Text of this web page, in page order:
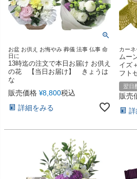
お盆 お供え お悔やみ 葬儀 法事 仏事 命
日に
13時迄の注文で本日お届け お供え
の花 【当日お届け】 きょうは
な
販売価格 ¥8,800税込
詳細をみる
カー
ムー
イズ
フト
翌日
販売